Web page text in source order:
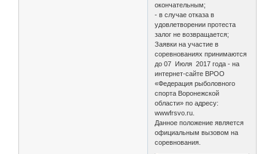
окончательным;
- в случае отказа в
удовлетворении протеста
залог не возвращается;
Заявки на участие в
соревнованиях принимаются
до 07 Июля 2017 года - на
интернет-сайте ВРОО
«Федерация рыболовного
спорта Воронежской
области» по адресу:
wwwfrsvo.ru.
Данное положение является
официальным вызовом на
соревнования.